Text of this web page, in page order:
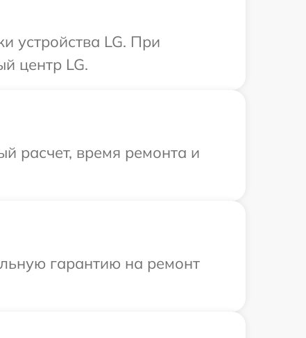
устройства LG. При
центр LG.
расчет, время ремонта и
гарантию на ремонт